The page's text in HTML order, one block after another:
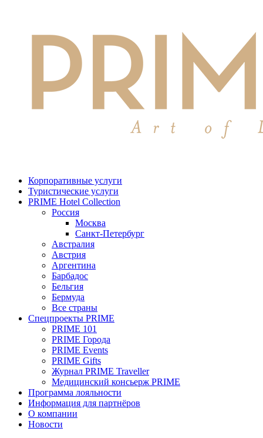
Корпоративные услуги
Туристические услуги
PRIME Hotel Collection
Россия
Москва
Санкт-Петербург
Австралия
Австрия
Аргентина
Барбадос
Бельгия
Бермуда
Все страны
Спецпроекты PRIME
PRIME 101
PRIME Города
PRIME Events
PRIME Gifts
Журнал PRIME Traveller
Медицинский консьерж PRIME
Программа лояльности
Информация для партнёров
О компании
Новости